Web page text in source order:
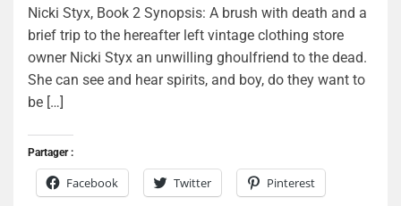
Nicki Styx, Book 2 Synopsis: A brush with death and a
brief trip to the hereafter left vintage clothing store
owner Nicki Styx an unwilling ghoulfriend to the dead.
She can see and hear spirits, and boy, do they want to
be […]
Partager :
Facebook Twitter Pinterest